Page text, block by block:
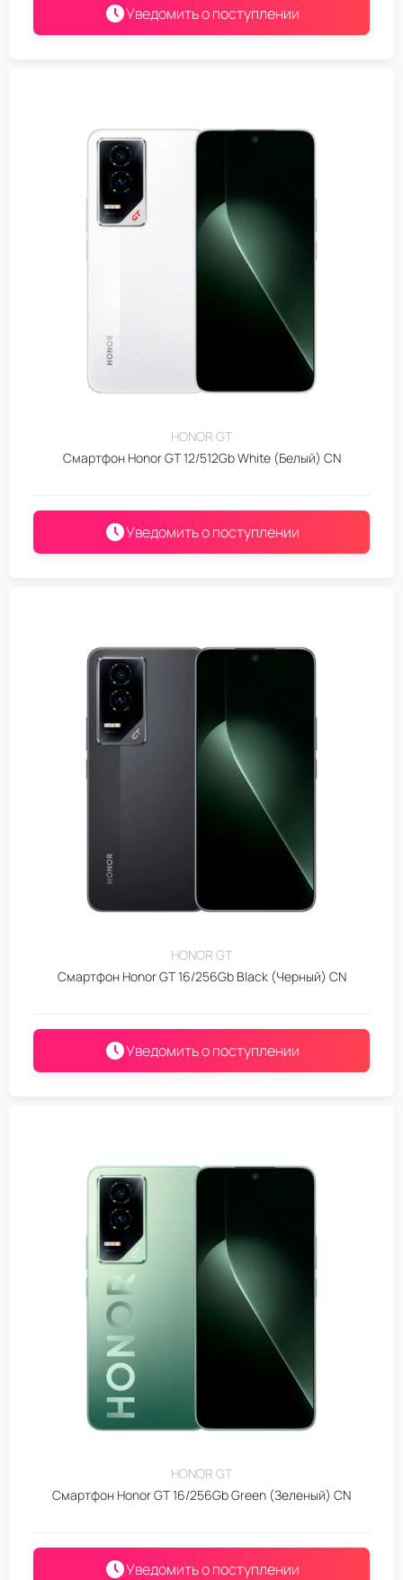
Уведомить о поступлении
HONOR GT
Смартфон Honor GT 12/512Gb White (Белый) CN
Уведомить о поступлении
HONOR GT
Смартфон Honor GT 16/256Gb Black (Черный) CN
Уведомить о поступлении
HONOR GT
Смартфон Honor GT 16/256Gb Green (Зеленый) CN
Уведомить о поступлении